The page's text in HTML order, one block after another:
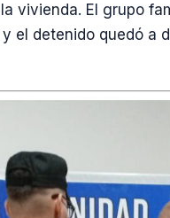
vivienda. El grupo
el detenido quedó a